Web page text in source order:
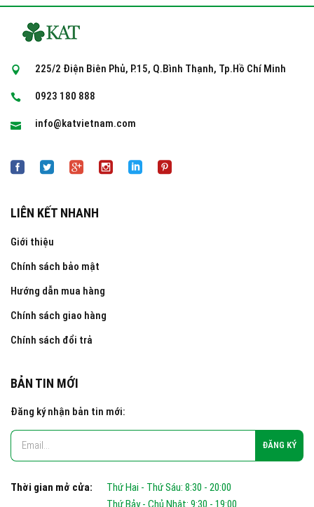
225/2 Điện Biên Phủ, P.15, Q.Bình Thạnh, Tp.Hồ Chí Minh
0923 180 888
info@katvietnam.com
LIÊN KẾT NHANH
Giới thiệu
Chính sách bảo mật
Hướng dẫn mua hàng
Chính sách giao hàng
Chính sách đổi trả
BẢN TIN MỚI
Đăng ký nhận bản tin mới:
Thời gian mở cửa:
Thứ Hai - Thứ Sáu: 8:30 - 20:00
Thứ Bảy - Chủ Nhật: 9:30 - 19:00